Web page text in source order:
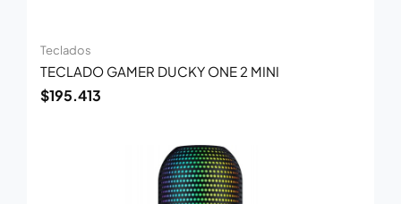
Teclados
TECLADO GAMER DUCKY ONE 2 MINI
$195.413